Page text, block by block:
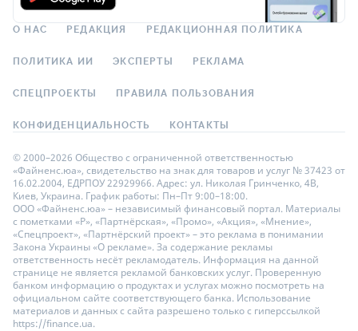
О НАС РЕДАКЦИЯ РЕДАКЦИОННАЯ ПОЛИТИКА
ПОЛИТИКА ИИ ЭКСПЕРТЫ РЕКЛАМА
СПЕЦПРОЕКТЫ ПРАВИЛА ПОЛЬЗОВАНИЯ
КОНФИДЕНЦИАЛЬНОСТЬ КОНТАКТЫ
© 2000–2026 Общество с ограниченной ответственностью
«Файненс.юа», свидетельство на знак для товаров и услуг № 37423 от
16.02.2004, ЕДРПОУ 22929966. Адрес: ул. Николая Гринченко, 4В,
Киев, Украина. График работы: Пн–Пт 9:00–18:00.
ООО «Файненс.юа» – независимый финансовый портал. Материалы
с пометками «Р», «Партнёрская», «Промо», «Акция», «Мнение»,
«Спецпроект», «Партнёрский проект» – это реклама в понимании
Закона Украины «О рекламе». За содержание рекламы
ответственность несёт рекламодатель. Информация на данной
странице не является рекламой банковских услуг. Проверенную
банком информацию о продуктах и услугах можно посмотреть на
официальном сайте соответствующего банка. Использование
материалов и данных с сайта разрешено только с гиперссылкой
https://finance.ua.